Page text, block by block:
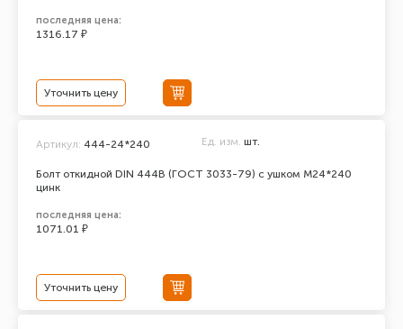
последняя цена:
1316.17 ₽
Уточнить цену
Болт откидной DIN 444В (ГОСТ 3033-79) с ушком М24*240
цинк
Артикул: 444-24*240 Ед. изм. шт.
последняя цена:
1071.01 ₽
Уточнить цену